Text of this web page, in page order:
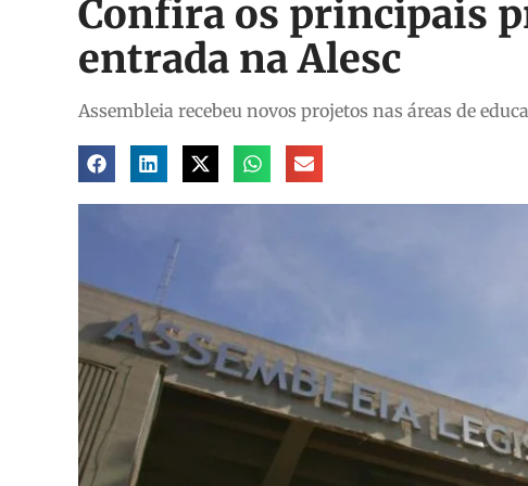
Confira os principais
entrada na Alesc
Assembleia recebeu novos projetos nas áreas de